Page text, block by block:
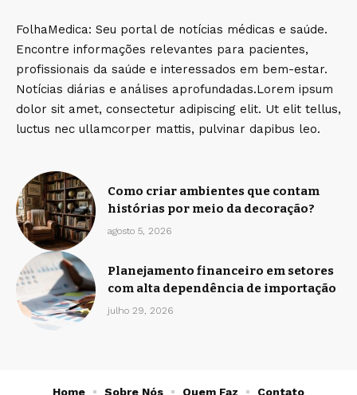
FolhaMedica: Seu portal de notícias médicas e saúde.
Encontre informações relevantes para pacientes,
profissionais da saúde e interessados em bem-estar.
Notícias diárias e análises aprofundadas.Lorem ipsum
dolor sit amet, consectetur adipiscing elit. Ut elit tellus,
luctus nec ullamcorper mattis, pulvinar dapibus leo.
Como criar ambientes que contam
histórias por meio da decoração?
agosto 5, 2026
Planejamento financeiro em setores
com alta dependência de importação
julho 29, 2026
Home Sobre Nós Quem Faz Contato